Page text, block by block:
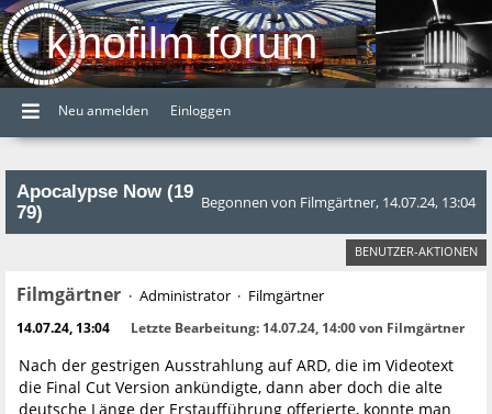
kinofilm forum
Neu anmelden Einloggen
Apocalypse Now (19
79)
Begonnen von Filmgärtner, 14.07.24, 13:04
BENUTZER-AKTIONEN
Filmgärtner Administrator Filmgärtner
14.07.24, 13:04 Letzte Bearbeitung: 14.07.24, 14:00 von Filmgärtner
Nach der gestrigen Ausstrahlung auf ARD, die im Videotext
die Final Cut Version ankündigte, dann aber doch die alte
deutsche Länge der Erstaufführung offerierte, konnte man